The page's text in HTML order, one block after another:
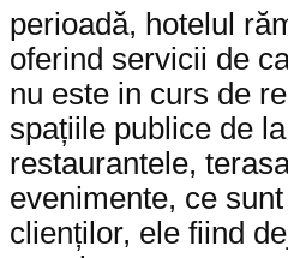
perioadă, hotelul
oferind servicii de
nu este in curs de
spațiile publice de
restaurantele,
evenimente, ce
clienților, ele fiind